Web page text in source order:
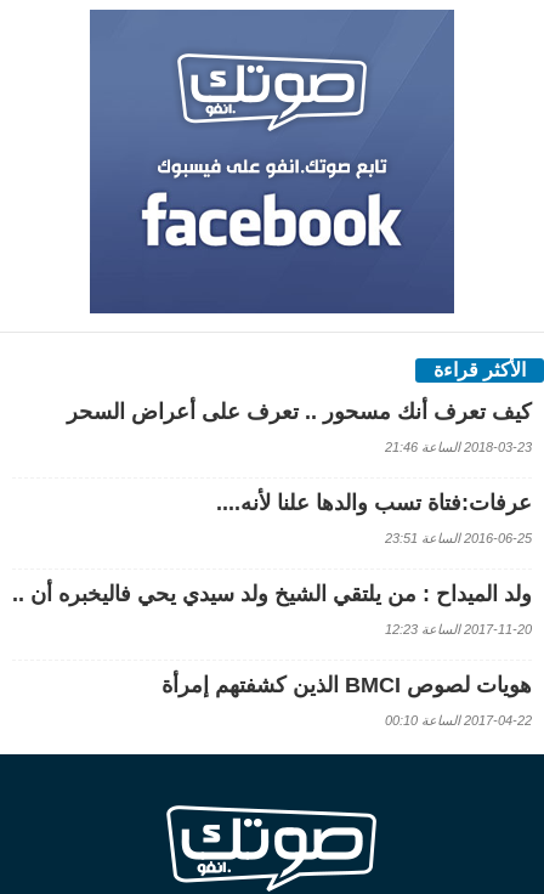
الأكثر قراءة
كيف تعرف أنك مسحور .. تعرف على أعراض السحر
2018-03-23 الساعة 21:46
عرفات:فتاة تسب والدها علنا لأنه....
2016-06-25 الساعة 23:51
ولد الميداح : من يلتقي الشيخ ولد سيدي يحي فاليخبره أن ..
2017-11-20 الساعة 12:23
هويات لصوص BMCI الذين كشفتهم إمرأة
2017-04-22 الساعة 00:10